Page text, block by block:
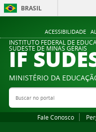
ACESSIBILIDADE
BRASIL
INSTITUTO FEDERAL DE
SUDESTE DE MINAS GERAIS
IF
MINISTÉRIO DA
Buscar no portal
Fale Conosco